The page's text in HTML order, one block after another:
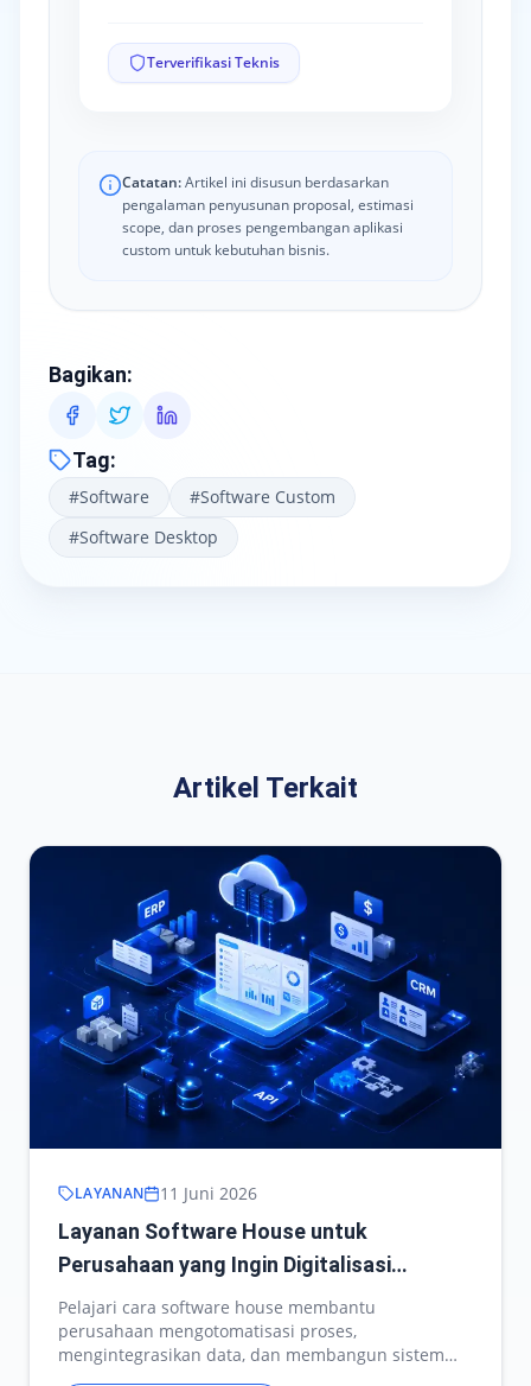
Terverifikasi Teknis
Catatan:Artikel ini disusun berdasarkan
pengalaman penyusunan proposal, estimasi
scope, dan proses pengembangan aplikasi
custom untuk kebutuhan bisnis.
Bagikan:
Tag:
#Software #Software Custom
#Software Desktop
Artikel Terkait
LAYANAN 11 Juni 2026
Layanan Software House untuk
Perusahaan yang Ingin Digitalisasi
Operasional
Pelajari cara software house membantu
perusahaan mengotomatisasi proses,
mengintegrasikan data, dan membangun sistem
operasional yang skalabel.